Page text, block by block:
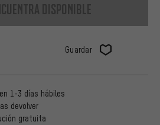
disponible
Guardar
1-3 días hábiles
devolver
gratuita